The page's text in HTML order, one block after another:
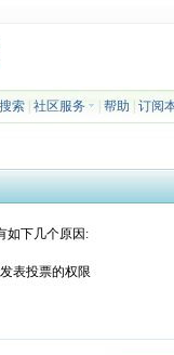
搜索| 社区服务 帮助 订阅
如下几个原因:
表投票的权限